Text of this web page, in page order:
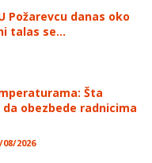
Požarevcu danas oko
talas se...
Šta
obezbede radnicima
08/2026